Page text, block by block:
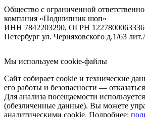
Общество с ограниченной
компания «Подшипник шоп»
ИНН 7842203290, ОГРН 1227800063336,
Петербург ул. Черняховского д.1/63
Мы используем cookie-файлы
Сайт собирает cookie и технические
его работы и безопасности —
Для анализа посещаемости
(обезличенные данные). Вы можете
аналитическими cookie. Подробнее: